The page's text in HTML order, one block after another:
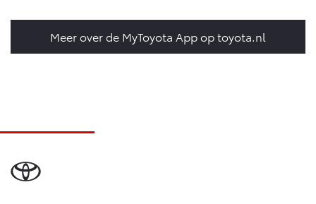
Meer over de MyToyota App op toyota.nl